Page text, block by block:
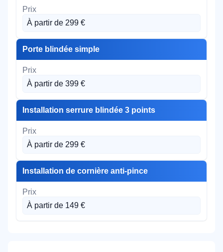
À partir de 299 €
Porte blindée simple
À partir de 399 €
Installation serrure blindée 3 points
À partir de 299 €
Installation de cornière anti-pince
À partir de 149 €